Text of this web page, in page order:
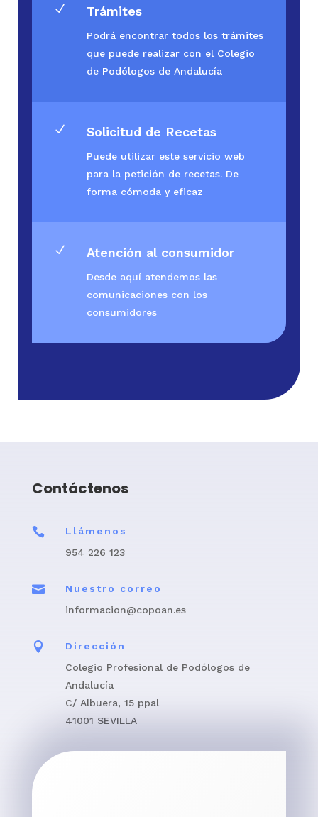
N Trámites
Podrá encontrar todos los trámites
que puede realizar con el Colegio
de Podólogos de Andalucía
N Solicitud de Recetas
Puede utilizar este servicio web
para la petición de recetas. De
forma cómoda y eficaz
N Atención al consumidor
Desde aquí atendemos las
comunicaciones con los
consumidores
Contáctenos

Llámenos
954 226 123

Nuestro correo
informacion@copoan.es

Dirección
Colegio Profesional de Podólogos de
Andalucía
C/ Albuera, 15 ppal
41001 SEVILLA